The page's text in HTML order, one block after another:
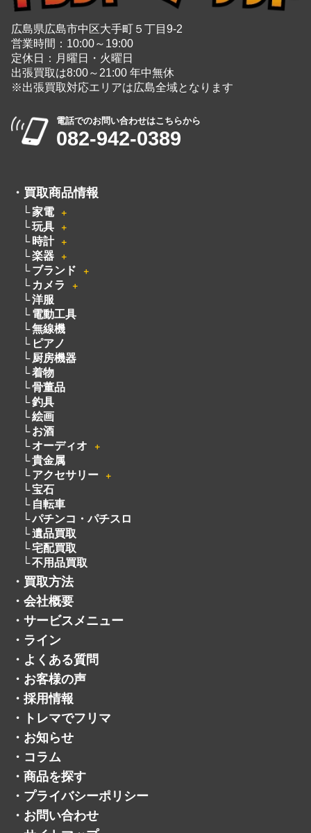
広島県広島市中区大手町５丁目9-2
営業時間：10:00～19:00
定休日：月曜日・火曜日
出張買取は8:00～21:00 年中無休
※出張買取対応エリアは広島全域となります
電話でのお問い合わせはこちらから
082-942-0389
・ 買取商品情報
家電 ＋
玩具 ＋
時計 ＋
楽器 ＋
ブランド ＋
カメラ ＋
洋服
電動工具
無線機
ピアノ
厨房機器
着物
骨董品
釣具
絵画
お酒
オーディオ
＋
貴金属
アクセサリー
＋
宝石
自転車
パチンコ・パチスロ
遺品買取
宅配買取
不用品買取
・ 買取方法
・ 会社概要
・ サービスメニュー
・ ライン
・ よくある質問
・ お客様の声
・ 採用情報
・
トレマでフリマ
・ お知らせ
・ コラム
・ 商品を探す
・ プライバシーポリシー
・ お問い合わせ